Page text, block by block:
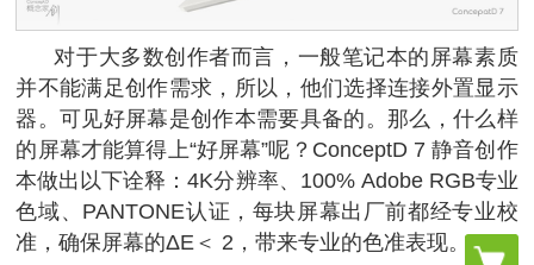
对于大多数创作者而言，一般笔记本的屏幕素质
并不能满足创作需求，所以，他们选择连接外置显示
器。可见好屏幕是创作本需要具备的。那么，什么样
的屏幕才能算得上“好屏幕”呢？ConceptD 7 静音创作
本做出以下诠释：4K分辨率、100% Adobe RGB专业
色域、PANTONE认证，每块屏幕出厂前都经专业校
准，确保屏幕的ΔE ＜ 2，带来专业的色准表现。